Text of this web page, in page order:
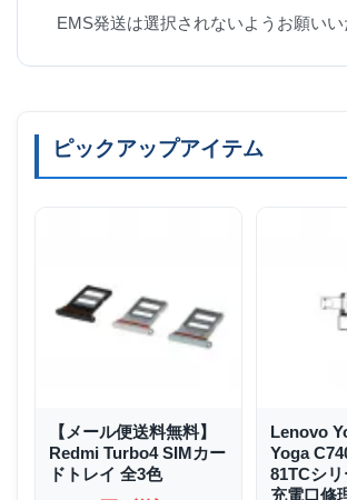
EMS発送は選択されないようお願いい
ピックアップアイテム
【メール便送料無料】
Redmi Turbo4 SIMカー
ドトレイ 全3色
Lenovo
Yoga
81TCシ
充電口修